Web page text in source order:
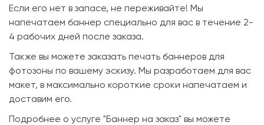
Если его нет в запасе, не переживайте! Мы
напечатаем баннер специально для вас в течение 2-
4 рабочих дней после заказа.
Также вы можете заказать печать баннеров для
фотозоны по вашему эскизу. Мы разработаем для вас
макет, в максимально короткие сроки напечатаем и
доставим его.
Подробнее о услуге "Баннер на заказ" вы можете